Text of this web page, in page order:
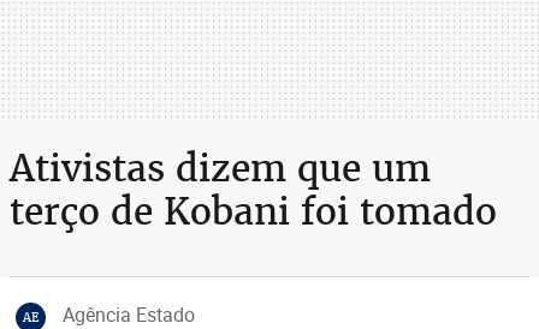
Ativistas dizem que um
terço de Kobani foi tomado
AE Agência Estado